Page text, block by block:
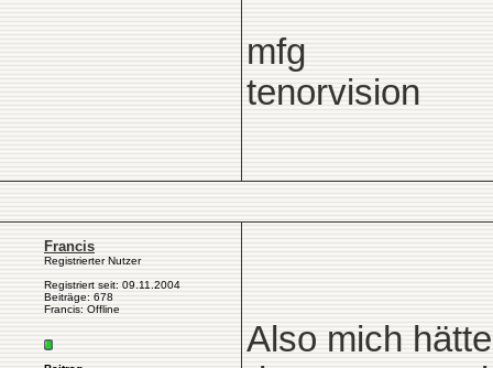
mfg
tenorvision
Francis
Registrierter Nutzer
Registriert seit: 09.11.2004
Beiträge: 678
Francis: Offline
Also mich